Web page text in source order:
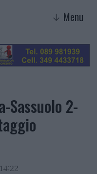
↓ Menu
Sassuolo 2-